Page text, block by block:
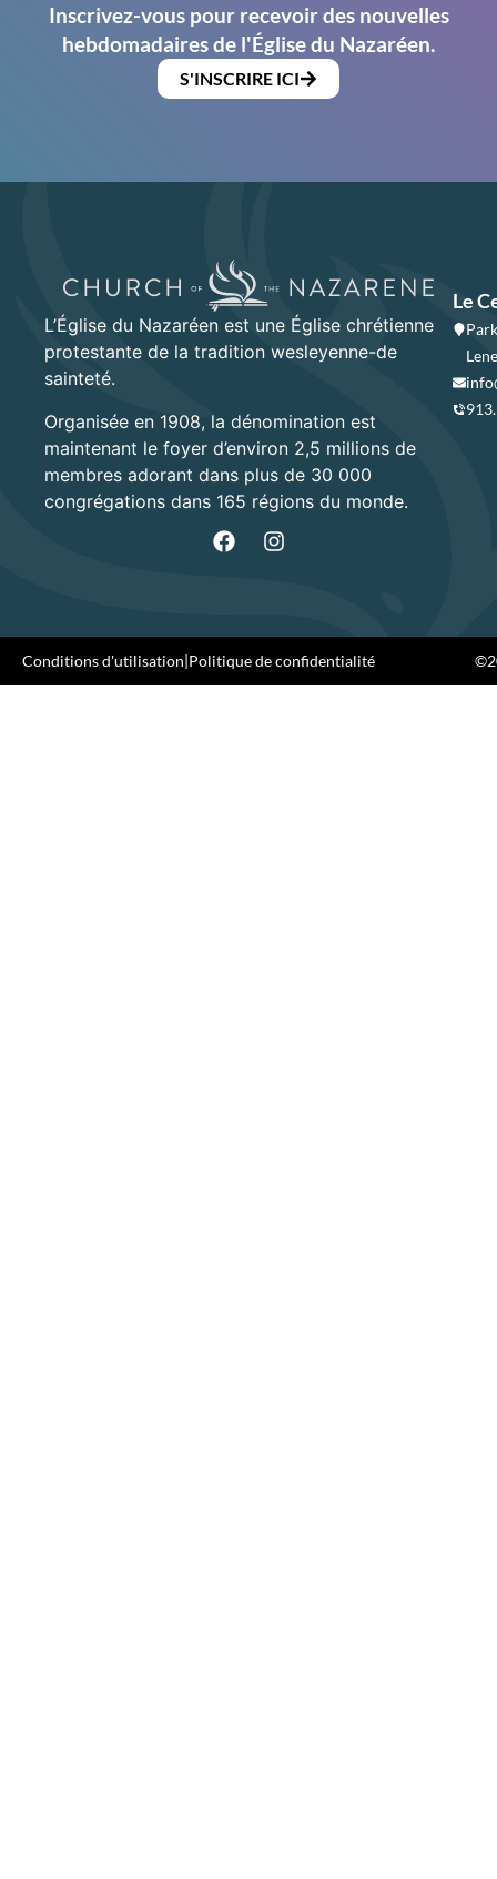
Inscrivez-vous pour recevoir des nouvelles
hebdomadaires de l'Église du Nazaréen.
S'INSCRIRE ICI
L’Église du Nazaréen est une Église chrétienne
protestante de la tradition wesleyenne-de
sainteté.
Organisée en 1908, la dénomination est
maintenant le foyer d’environ 2,5 millions de
membres adorant dans plus de 30 000
congrégations dans 165 régions du monde.
Le
Conditions d'utilisation|Politique de confidentialité